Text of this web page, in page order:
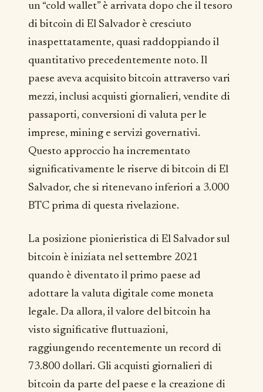
un “cold wallet” è arrivata dopo che il tesoro
di bitcoin di El Salvador è cresciuto
inaspettatamente, quasi raddoppiando il
quantitativo precedentemente noto. Il
paese aveva acquisito bitcoin attraverso vari
mezzi, inclusi acquisti giornalieri, vendite di
passaporti, conversioni di valuta per le
imprese, mining e servizi governativi.
Questo approccio ha incrementato
significativamente le riserve di bitcoin di El
Salvador, che si ritenevano inferiori a 3.000
BTC prima di questa rivelazione.
La posizione pionieristica di El Salvador sul
bitcoin è iniziata nel settembre 2021
quando è diventato il primo paese ad
adottare la valuta digitale come moneta
legale. Da allora, il valore del bitcoin ha
visto significative fluttuazioni,
raggiungendo recentemente un record di
73.800 dollari. Gli acquisti giornalieri di
bitcoin da parte del paese e la creazione di